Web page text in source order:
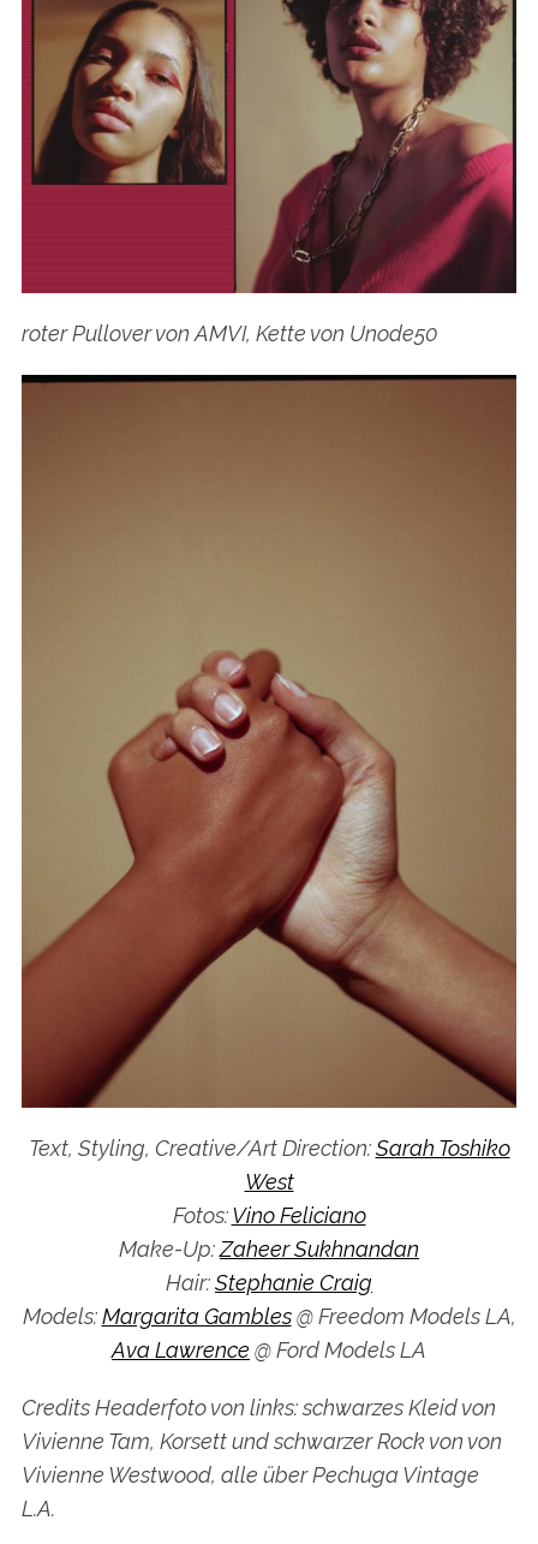
roter Pullover von AMVI, Kette von Unode50
Text, Styling, Creative/Art Direction:Sarah Toshiko
West
Fotos:Vino Feliciano
Make-Up:Zaheer Sukhnandan
Hair:Stephanie Craig
Models:Margarita Gambles@ Freedom Models LA,
Ava Lawrence @ Ford Models LA
Credits Headerfoto von links: schwarzes Kleid von
Vivienne Tam, Korsett und schwarzer Rock von von
Vivienne Westwood, alle über Pechuga Vintage
L.A.